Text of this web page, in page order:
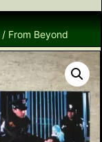
/ From Beyond